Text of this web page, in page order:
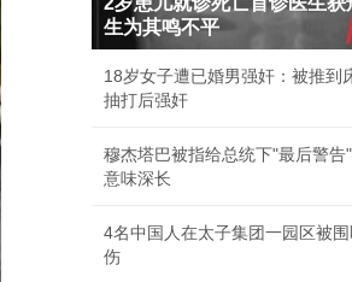
生为其鸣不平
18岁女子遭已婚男强奸：被推到
抽打后强奸
穆杰塔巴被指给总统下"最后警告
意味深长
4名中国人在太子集团一园区被
伤